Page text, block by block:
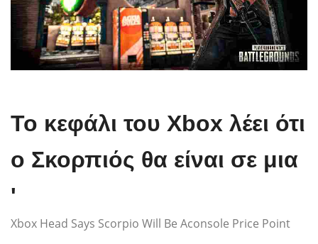
Το κεφάλι του Xbox λέει ότι
ο Σκορπιός θα είναι σε μια
'
Xbox Head Says Scorpio Will Be Aconsole Price Point